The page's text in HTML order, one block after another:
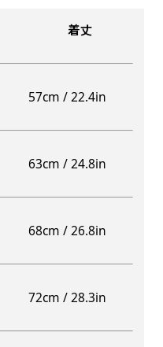
着丈
57cm / 22.4in
63cm / 24.8in
68cm / 26.8in
72cm / 28.3in
きます。前からも
んでお客様にアピ
以内)
作成が可能です。
以内であれば自
れん
をつくります。お